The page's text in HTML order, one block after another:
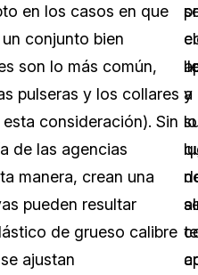
en los casos en que
conjunto bien
son lo más común,
pulseras y los collares
consideración). Sin
de las agencias
manera, crean una
pueden resultar
de grueso calibre
ajustan
a
y
lo